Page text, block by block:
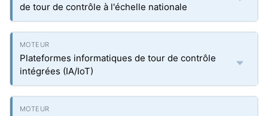
de tour de contrôle à l'échelle nationale
Plateformes informatiques de tour de contrôle
intégrées (IA/IoT)